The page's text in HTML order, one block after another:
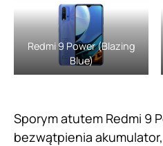
Redmi 9 Power (Blazing
Blue)
Sporym atutem Redmi 9
bezwątpienia